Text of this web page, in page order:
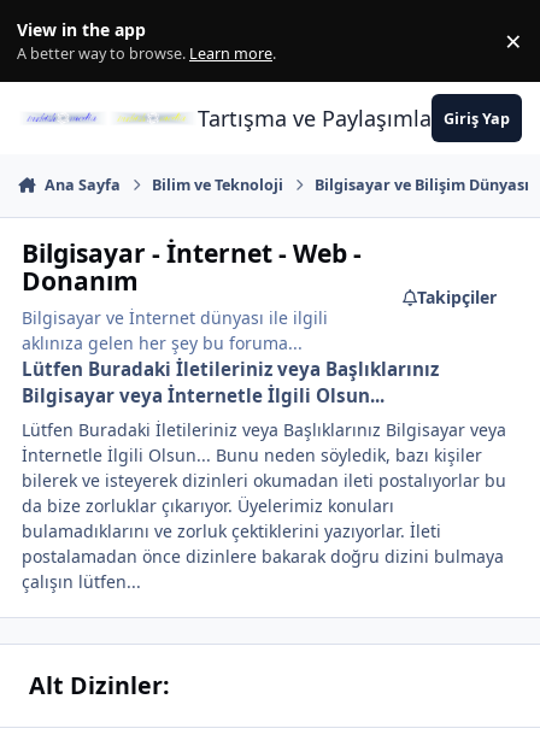
View in the app
A better way to browse. Learn more. ×
Tartışma ve PaylaşımlarınGiriş Yap
Ana Sayfa Bilim ve Teknoloji Bilgisayar ve Bilişim Dünyası
Bilgisayar - İnternet - Web -
Donanım
Bilgisayar ve İnternet dünyası ile ilgili
aklınıza gelen her şey bu foruma...
Takipçiler
Lütfen Buradaki İletileriniz veya Başlıklarınız
Bilgisayar veya İnternetle İlgili Olsun...
Lütfen Buradaki İletileriniz veya Başlıklarınız Bilgisayar veya
İnternetle İlgili Olsun... Bunu neden söyledik, bazı kişiler
bilerek ve isteyerek dizinleri okumadan ileti postalıyorlar bu
da bize zorluklar çıkarıyor. Üyelerimiz konuları
bulamadıklarını ve zorluk çektiklerini yazıyorlar. İleti
postalamadan önce dizinlere bakarak doğru dizini bulmaya
çalışın lütfen...
Alt Dizinler: